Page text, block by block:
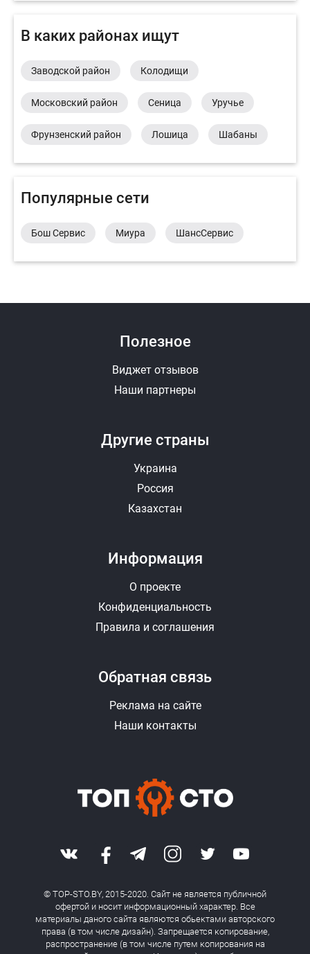
В каких районах ищут
Заводской район Колодищи
Московский район Сеница Уручье
Фрунзенский район Лошица Шабаны
Популярные сети
Бош Сервис Миура ШансСервис
Другие страны
Украина
Россия
Казахстан
Полезное
Виджет отзывов
Наши партнеры
Информация
О проекте
Конфиденциальность
Правила и соглашения
Обратная связь
Реклама на сайте
Наши контакты
© TOP-STO.BY, 2015-2020. Сайт не является публичной
офертой и носит информационный характер. Все
материалы даного сайта являются обьектами авторского
права (в том числе дизайн). Запрещается копирование,
распространение (в том числе путем копирования на